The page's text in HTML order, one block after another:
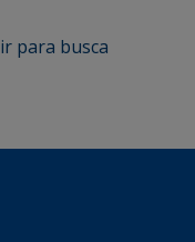
ir para busca